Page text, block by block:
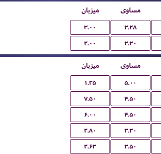
میزبان مساوی
۳.۰۰ ۳.۲۸
۲.۰۰ ۳.۳۰
میزبان مساوی
۱.۲۵ ۵.۰۰
۷.۵۰ ۴.۵۰
۶.۰۰ ۴.۵۰
۲.۸۰ ۳.۳۰
۲.۶۳ ۳.۵۰